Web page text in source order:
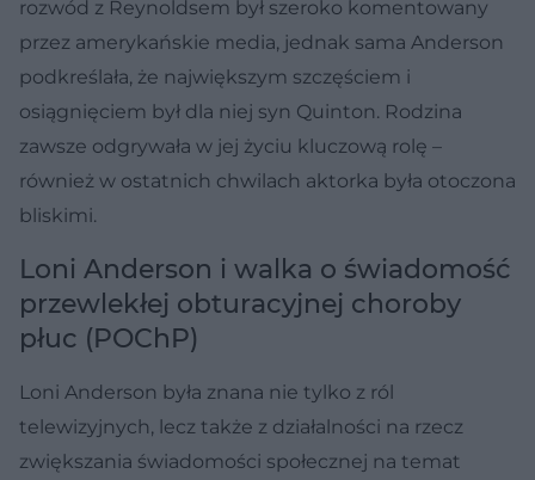
rozwód z Reynoldsem był szeroko komentowany
przez amerykańskie media, jednak sama Anderson
podkreślała, że największym szczęściem i
osiągnięciem był dla niej syn Quinton. Rodzina
zawsze odgrywała w jej życiu kluczową rolę –
również w ostatnich chwilach aktorka była otoczona
bliskimi.
Loni Anderson i walka o świadomość
przewlekłej obturacyjnej choroby
płuc (POChP)
Loni Anderson była znana nie tylko z ról
telewizyjnych, lecz także z działalności na rzecz
zwiększania świadomości społecznej na temat